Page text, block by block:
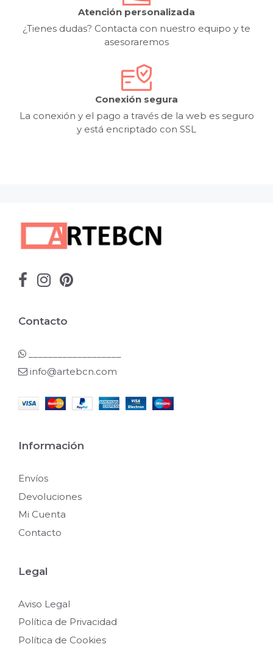
Atención personalizada
¿Tienes dudas? Contacta con nuestro equipo y te
asesoraremos
Conexión segura
La conexión y el pago a través de la web es seguro
y está encriptado con SSL
Contacto
info@artebcn.com
Información
Envíos
Devoluciones
Mi Cuenta
Contacto
Legal
Aviso Legal
Política de Privacidad
Política de Cookies